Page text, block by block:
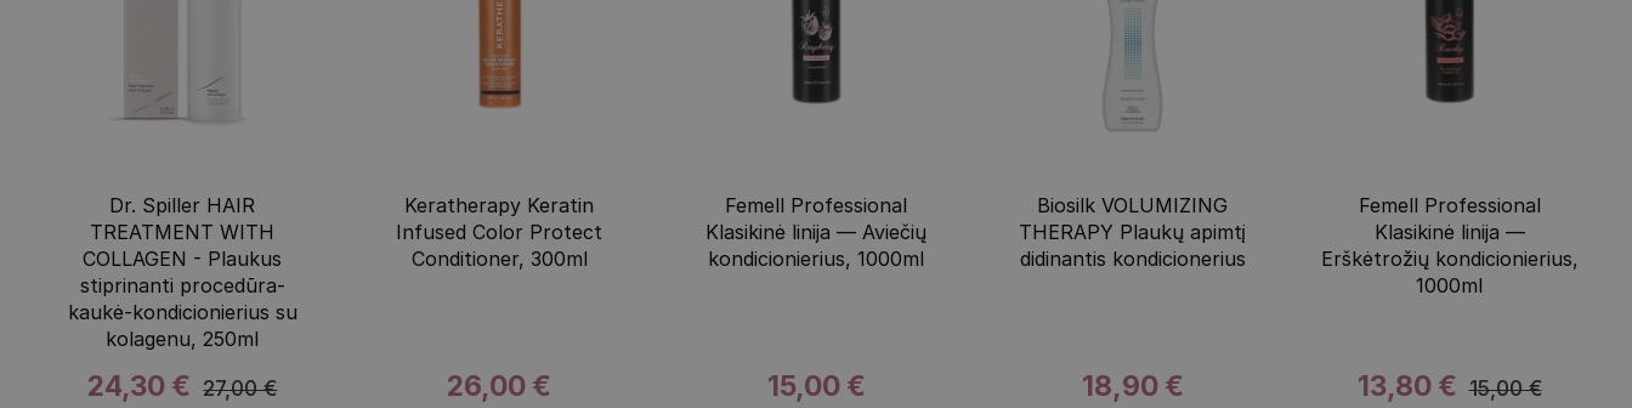
Dr. Spiller HAIR
TREATMENT WITH
COLLAGEN - Plaukus
stiprinanti procedūra-
kaukė-kondicionierius su
kolagenu, 250ml
24,30 € 27,00 €
Keratherapy Keratin
Infused Color Protect
Conditioner, 300ml
26,00 €
Femell Professional
Klasikinė linija — Aviečių
kondicionierius, 1000ml
15,00 €
Biosilk VOLUMIZING
THERAPY Plaukų apimtį
didinantis kondicionerius
18,90 €
Femell Professional
Klasikinė linija —
Erškėtrožių kondicionierius,
1000ml
13,80 € 15,00 €